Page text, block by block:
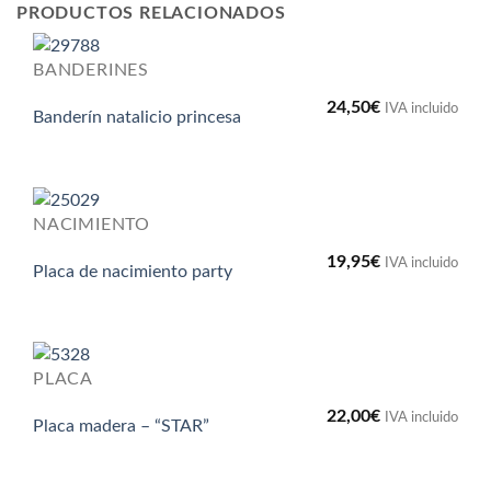
PRODUCTOS RELACIONADOS
BANDERINES
Banderín natalicio princesa
24,50€ IVA incluido
NACIMIENTO
Placa de nacimiento party
19,95€ IVA incluido
PLACA
Placa madera – “STAR”
22,00€ IVA incluido